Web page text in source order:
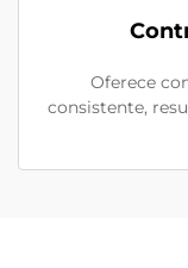
Oferece
consistente,